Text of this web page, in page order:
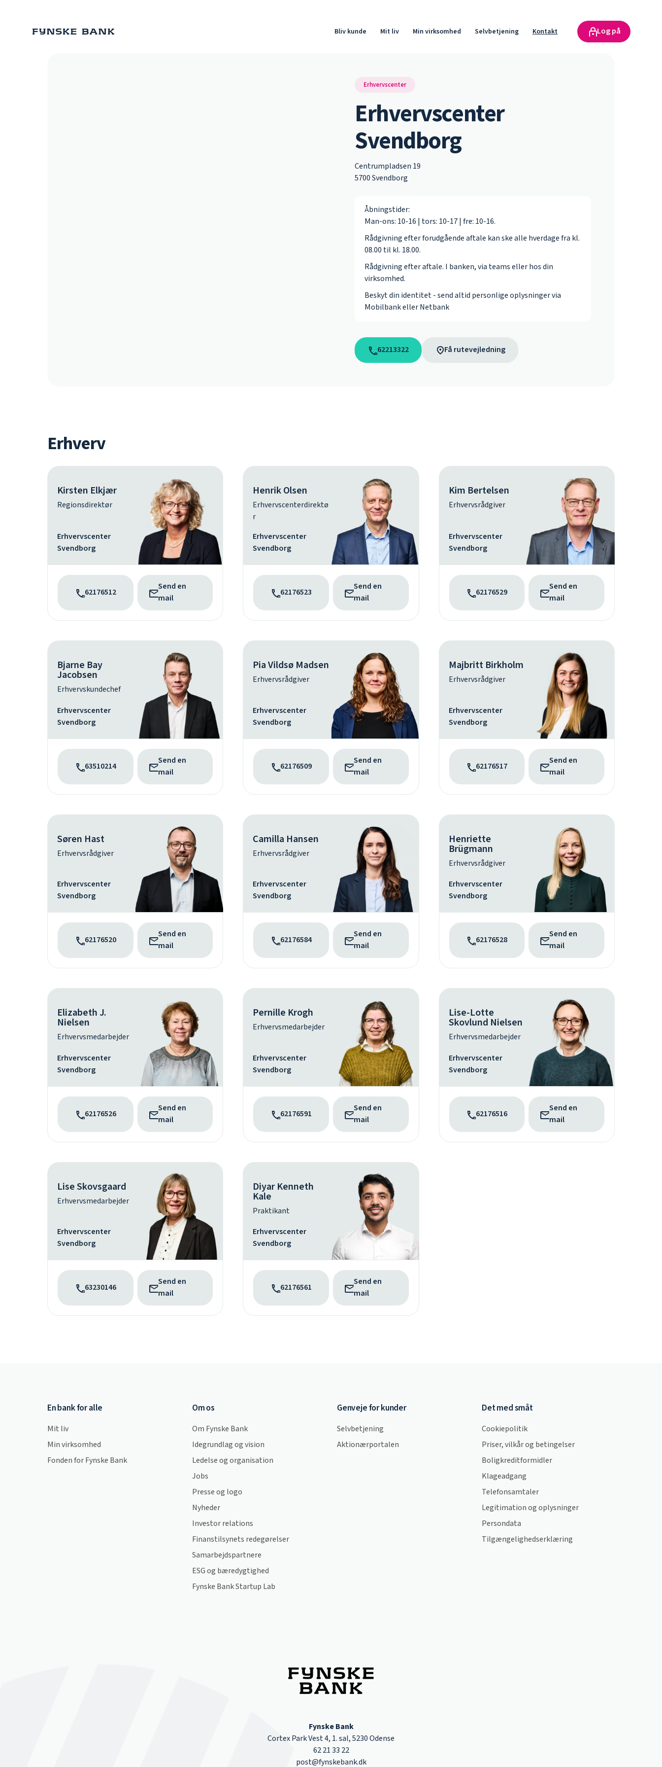
Bliv kunde Mit liv Min virksomhed Selvbetjening Kontakt Log på
Erhvervscenter
Erhvervscenter
Svendborg
Centrumpladsen 19
5700 Svendborg
Åbningstider:
Man-ons: 10-16 | tors: 10-17 | fre: 10-16.
Rådgivning efter forudgående aftale kan ske alle hverdage fra kl.
08.00 til kl. 18.00.
Rådgivning efter aftale. I banken, via teams eller hos din
virksomhed.
Beskyt din identitet - send altid personlige oplysninger via
Mobilbank eller Netbank
62213322 Få rutevejledning
Erhverv
Kirsten Elkjær
Regionsdirektør
Erhvervscenter
Svendborg
62176512
Send en
mail
Henrik Olsen
Erhvervscenterdirektø
r
Erhvervscenter
Svendborg
62176523
Send en
mail
Kim Bertelsen
Erhvervsrådgiver
Erhvervscenter
Svendborg
62176529
Send en
mail
Bjarne Bay
Jacobsen
Erhvervskundechef
Erhvervscenter
Svendborg
63510214
Send en
mail
Pia Vildsø Madsen
Erhvervsrådgiver
Erhvervscenter
Svendborg
62176509
Send en
mail
Majbritt Birkholm
Erhvervsrådgiver
Erhvervscenter
Svendborg
62176517
Send en
mail
Søren Hast
Erhvervsrådgiver
Erhvervscenter
Svendborg
62176520
Send en
mail
Camilla Hansen
Erhvervsrådgiver
Erhvervscenter
Svendborg
62176584
Send en
mail
Henriette
Brügmann
Erhvervsrådgiver
Erhvervscenter
Svendborg
62176528
Send en
mail
Elizabeth J.
Nielsen
Erhvervsmedarbejder
Erhvervscenter
Svendborg
62176526
Send en
mail
Pernille Krogh
Erhvervsmedarbejder
Erhvervscenter
Svendborg
62176591
Send en
mail
Lise-Lotte
Skovlund Nielsen
Erhvervsmedarbejder
Erhvervscenter
Svendborg
62176516
Send en
mail
Lise Skovsgaard
Erhvervsmedarbejder
Erhvervscenter
Svendborg
63230146
Send en
mail
Diyar Kenneth
Kale
Praktikant
Erhvervscenter
Svendborg
62176561
Send en
mail
En bank for alle
Mit liv
Min virksomhed
Fonden for Fynske Bank
Om os
Om Fynske Bank
Idegrundlag og vision
Ledelse og organisation
Jobs
Presse og logo
Nyheder
Investor relations
Finanstilsynets redegørelser
Samarbejdspartnere
ESG og bæredygtighed
Fynske Bank Startup Lab
Genveje for kunder
Selvbetjening
Aktionærportalen
Det med småt
Cookiepolitik
Priser, vilkår og betingelser
Boligkreditformidler
Klageadgang
Telefonsamtaler
Legitimation og oplysninger
Persondata
Tilgængelighedserklæring
Fynske Bank
Cortex Park Vest 4, 1. sal, 5230 Odense
62 21 33 22
post@fynskebank.dk